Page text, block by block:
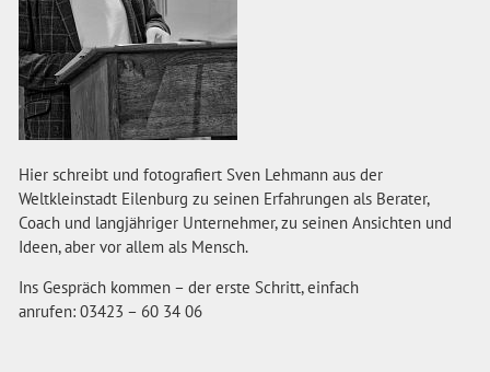
Hier schreibt und fotografiert Sven Lehmann aus der
Weltkleinstadt Eilenburg zu seinen Erfahrungen als Berater,
Coach und langjähriger Unternehmer, zu seinen Ansichten und
Ideen, aber vor allem als Mensch.
Ins Gespräch kommen – der erste Schritt, einfach
anrufen: 03423 – 60 34 06